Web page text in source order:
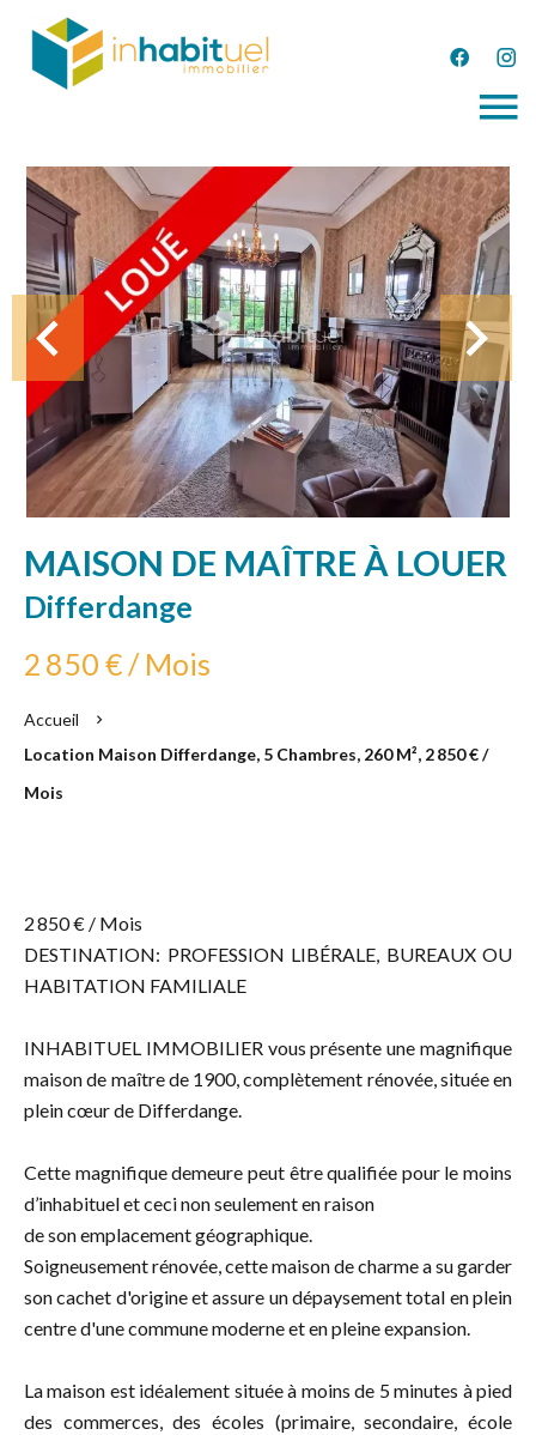
MAISON DE MAÎTRE À LOUER
Differdange
2 850 € / Mois
Accueil
Location Maison Differdange, 5 Chambres, 260 M², 2 850 € /
Mois
2 850 € / Mois
DESTINATION: PROFESSION LIBÉRALE, BUREAUX OU
HABITATION FAMILIALE
INHABITUEL IMMOBILIER vous présente une magnifique
maison de maître de 1900, complètement rénovée, située en
plein cœur de Differdange.
Cette magnifique demeure peut être qualifiée pour le moins
d’inhabituel et ceci non seulement en raison
de son emplacement géographique.
Soigneusement rénovée, cette maison de charme a su garder
son cachet d'origine et assure un dépaysement total en plein
centre d'une commune moderne et en pleine expansion.
La maison est idéalement située à moins de 5 minutes à pied
des commerces, des écoles (primaire, secondaire, école